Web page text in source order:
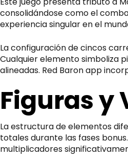
consolidándose como el
experiencia singular en el
La configuración de cincos
Cualquier elemento simboliza
alineadas. Red Baron app
Figuras y
La estructura de elementos
totales durante las fases
multiplicadores